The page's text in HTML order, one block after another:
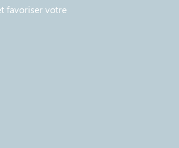
favoriser votre